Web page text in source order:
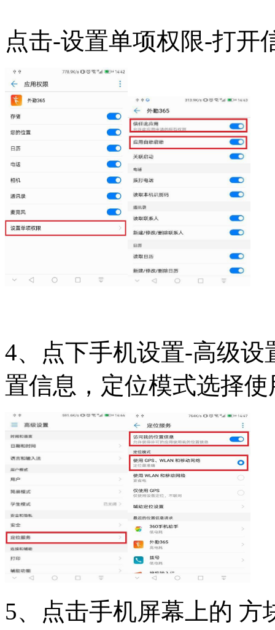
点击-设置单项权限-打开
4、点下手机设置-高级
置信息，定位模式选择
5、点击手机屏幕上的 方